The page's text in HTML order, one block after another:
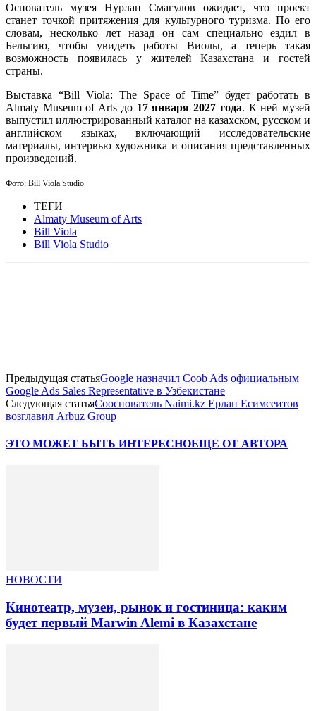
Основатель музея Нурлан Смагулов ожидает, что проект
станет точкой притяжения для культурного туризма. По его
словам, несколько лет назад он сам специально ездил в
Бельгию, чтобы увидеть работы Виолы, а теперь такая
возможность появилась у жителей Казахстана и гостей
страны.
Выставка “Bill Viola: The Space of Time” будет работать в
Almaty Museum of Arts до 17 января 2027 года. К ней музей
выпустил иллюстрированный каталог на казахском, русском и
английском языках, включающий исследовательские
материалы, интервью художника и описания представленных
произведений.
Фото: Bill Viola Studio
ТЕГИ
Almaty Museum of Arts
Bill Viola
Bill Viola Studio
Предыдущая статьяGoogle назначил Coob Ads официальным
Google Ads Sales Representative в Узбекистане
Следующая статьяСооснователь Naimi.kz Ерлан Есимсеитов
возглавил Arbuz Group
ЭТО МОЖЕТ БЫТЬ ИНТЕРЕСНОЕЩЕ ОТ АВТОРА
НОВОСТИ
Кинотеатр, музеи, рынок и гостиница: каким
будет первый Marwin Alemi в Казахстане